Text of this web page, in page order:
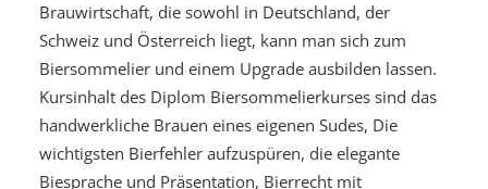
Brauwirtschaft, die sowohl in Deutschland, der
Schweiz und Österreich liegt, kann man sich zum
Biersommelier und einem Upgrade ausbilden lassen.
Kursinhalt des Diplom Biersommelierkurses sind das
handwerkliche Brauen eines eigenen Sudes, Die
wichtigsten Bierfehler aufzuspüren, die elegante
Biesprache und Präsentation, Bierrecht mit